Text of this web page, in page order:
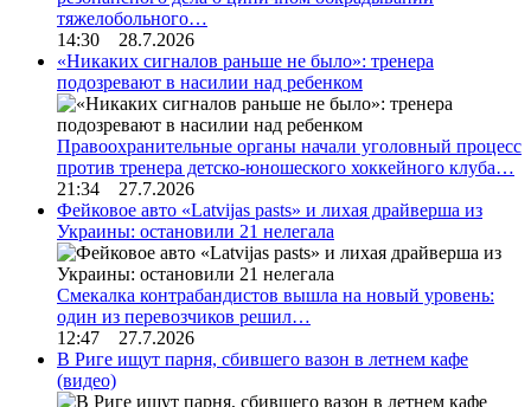
тяжелобольного…
14:30 28.7.2026
«Никаких сигналов раньше не было»: тренера
подозревают в насилии над ребенком
Правоохранительные органы начали уголовный процесс
против тренера детско-юношеского хоккейного клуба…
21:34 27.7.2026
Фейковое авто «Latvijas pasts» и лихая драйверша из
Украины: остановили 21 нелегала
Смекалка контрабандистов вышла на новый уровень:
один из перевозчиков решил…
12:47 27.7.2026
В Риге ищут парня, сбившего вазон в летнем кафе
(видео)